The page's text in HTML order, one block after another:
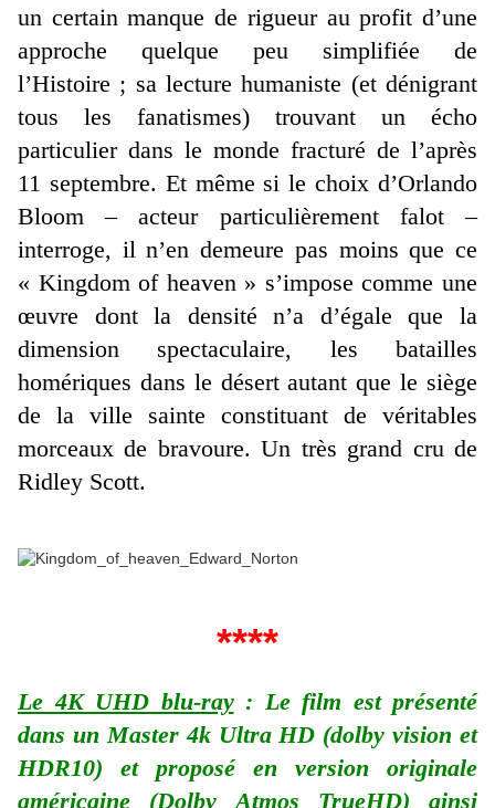
un certain manque de rigueur au profit d’une
approche quelque peu simplifiée de
l’Histoire ; sa lecture humaniste (et dénigrant
tous les fanatismes) trouvant un écho
particulier dans le monde fracturé de l’après
11 septembre. Et même si le choix d’Orlando
Bloom – acteur particulièrement falot –
interroge, il n’en demeure pas moins que ce
« Kingdom of heaven » s’impose comme une
œuvre dont la densité n’a d’égale que la
dimension spectaculaire, les batailles
homériques dans le désert autant que le siège
de la ville sainte constituant de véritables
morceaux de bravoure. Un très grand cru de
Ridley Scott.
****
Le 4K UHD blu-ray: Le film est présenté
dans un Master 4k Ultra HD (dolby vision et
HDR10) et proposé en version originale
américaine (Dolby Atmos TrueHD) ainsi